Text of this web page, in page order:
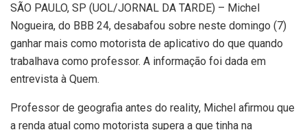
SÃO PAULO, SP (UOL/JORNAL DA TARDE) – Michel
Nogueira, do BBB 24, desabafou sobre neste domingo (7)
ganhar mais como motorista de aplicativo do que quando
trabalhava como professor. A informação foi dada em
entrevista à Quem.
Professor de geografia antes do reality, Michel afirmou que
a renda atual como motorista supera a que tinha na